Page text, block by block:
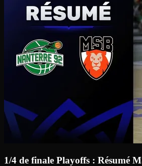
1/4 de finale Playoffs : Résumé